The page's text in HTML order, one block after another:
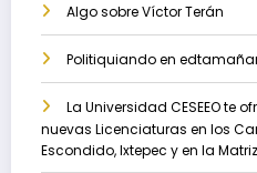
Algo sobre Víctor Terán
Politiquiando en
La Universidad CESEEO te
nuevas Licenciaturas en los
Escondido, Ixtepec y en la